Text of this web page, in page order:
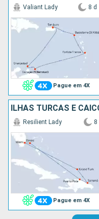
Pague em 4X
Valiant Lady 8 d
Pague em 4X
Resilient Lady 8